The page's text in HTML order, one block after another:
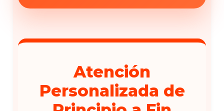
Atención
Personalizada de